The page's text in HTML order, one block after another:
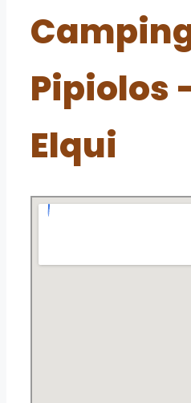
Pipiolos
Elqui